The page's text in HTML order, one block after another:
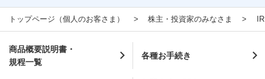
トップページ（個人のお客さま） 株主・投資家のみなさま
商品概要説明書・
規程一覧
各種お手続き